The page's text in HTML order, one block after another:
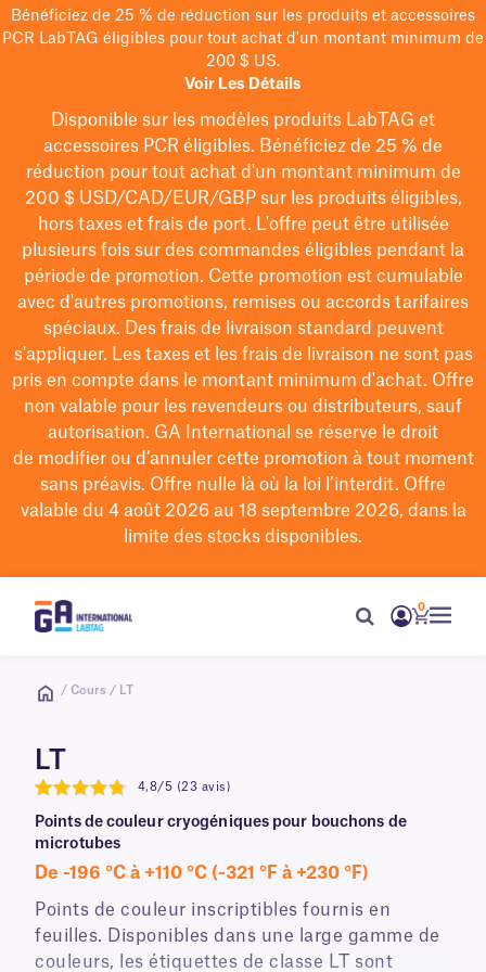
Bénéficiez de 25 % de réduction sur les produits et accessoires
PCR LabTAG éligibles pour tout achat d'un montant minimum de
200 $ US.
Voir Les Détails
Disponible sur les modèles produits LabTAG et
accessoires PCR éligibles. Bénéficiez de 25 % de
réduction pour tout achat d'un montant minimum de
200 $USD/CAD/EUR/GBPsur les produits éligibles,
hors taxes et frais de port. L'offre peut être utilisée
plusieurs fois sur des commandes éligibles pendant la
période de promotion. Cette promotion est cumulable
avec d'autres promotions, remises ou accords tarifaires
spéciaux. Des frais de livraison standard peuvent
s'appliquer. Les taxes et les frais de livraison ne sont pas
pris en compte dans le montant minimum d'achat. Offre
non valable pour les revendeurs ou distributeurs, sauf
autorisation. GA International se réserve le droit
de modifierou d’annuler cette promotion à tout moment
sans préavis. Offre nulle là où la loi l’interdit. Offre
valable du 4 août 2026 au 18 septembre 2026, dans la
limite des stocks disponibles.
0
/ Cours / LT
LT
4.8
4,8/5 (23 avis)
Points de couleur cryogéniques pour bouchons de
microtubes
De -196 °C à +110 °C (-321 °F à +230 °F)
Points de couleur inscriptibles fournis en
feuilles. Disponibles dans une large gamme de
couleurs, les étiquettes de classe LT sont